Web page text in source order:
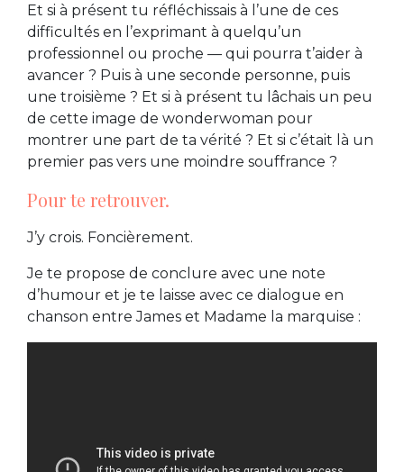
Et si à présent tu réfléchissais à l’une de ces
difficultés en l’exprimant à quelqu’un
professionnel ou proche — qui pourra t’aider à
avancer ? Puis à une seconde personne, puis
une troisième ? Et si à présent tu lâchais un peu
de cette image de wonderwoman pour
montrer une part de ta vérité ? Et si c’était là un
premier pas vers une moindre souffrance ?
Pour te retrouver.
J’y crois. Foncièrement.
Je te propose de conclure avec une note
d’humour et je te laisse avec ce dialogue en
chanson entre James et Madame la marquise :